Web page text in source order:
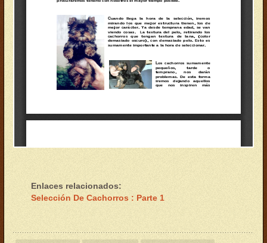
Enlaces relacionados:
Selección De Cachorros : Parte 1